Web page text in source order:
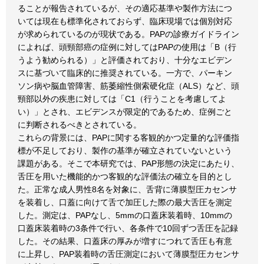
ることが報告されているが、その適応基準や製作方法につ
いては現在も標準化されておらず、臨床現場では個別対応
が求められているのが現状である。PAPの診療ガイドライン
によれば、頭頸部癌の症例に対してはPAPの使用は「B（行
うよう勧められる）」と評価されており、十分なエビデン
スに基づいて臨床的に推奨されている。一方で、パーキン
ソン病や脳血管障害、筋萎縮性側索硬化症（ALS）など、頭
頸部以外の疾患に対しては「C1（行うことを考慮してよ
い）」とされ、エビデンスが限定的であるため、症例ごと
に判断されるべきとされている。
これらの背景には、PAPに関する客観的かつ定量的な評価指
標が不足しており、製作の基準が確立されていないという
課題がある。そこで本研究では、PAP形態の決定にあたり、
舌圧を用いた機能的かつ客観的な評価法の確立を目的とし
た。正常な成人男性8名を対象に、舌背に薄膜型圧カセンサ
を装着し、口蓋に向けて舌で加圧した際の最大舌圧を測定
した。測定は、PAPなし、5mmの口蓋床装着時、10mmの
口蓋床装着時の3条件で行い、各条件で10回ずつ舌圧を記録
した。その結果、口蓋床の厚みが増すにつれて舌圧も有意
に上昇し、PAP装着時の舌圧測定において薄膜型圧カセンサ